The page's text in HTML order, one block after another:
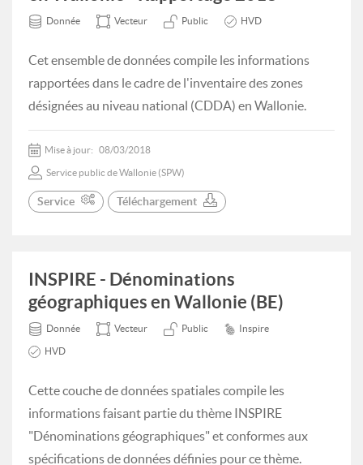
Donnée Vecteur Public HVD
Cet ensemble de données compile les informations
rapportées dans le cadre de l'inventaire des zones
désignées au niveau national (CDDA) en Wallonie.
Mise à jour: 08/03/2018
Service public de Wallonie (SPW)
Service Téléchargement
INSPIRE - Dénominations
géographiques en Wallonie (BE)
Donnée Vecteur Public Inspire
HVD
Cette couche de données spatiales compile les
informations faisant partie du thème INSPIRE
"Dénominations géographiques" et conformes aux
spécifications de données définies pour ce thème.